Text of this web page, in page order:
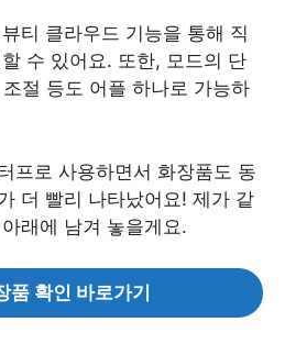
티 클라우드 기능을 통해 직
수 있어요. 또한, 모드의 단
절 등도 어플 하나로 가능하
프로 사용하면서 화장품도 동
더 빨리 나타났어요! 제가 같
래에 남겨 놓을게요.
품 확인 바로가기